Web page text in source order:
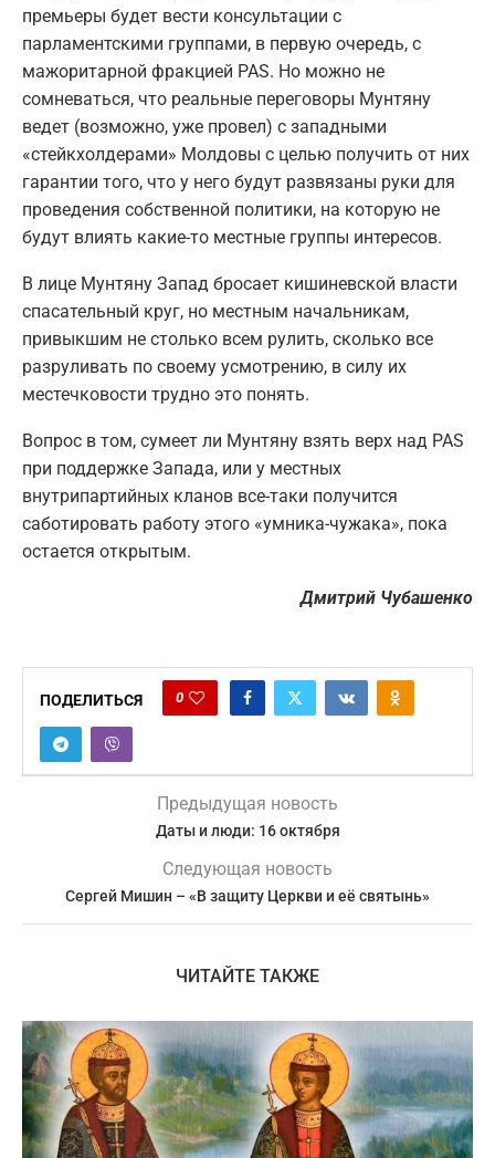
премьеры будет вести консультации с
парламентскими группами, в первую очередь, с
мажоритарной фракцией PAS. Но можно не
сомневаться, что реальные переговоры Мунтяну
ведет (возможно, уже провел) с западными
«стейкхолдерами» Молдовы с целью получить от них
гарантии того, что у него будут развязаны руки для
проведения собственной политики, на которую не
будут влиять какие-то местные группы интересов.
В лице Мунтяну Запад бросает кишиневской власти
спасательный круг, но местным начальникам,
привыкшим не столько всем рулить, сколько все
разруливать по своему усмотрению, в силу их
местечковости трудно это понять.
Вопрос в том, сумеет ли Мунтяну взять верх над PAS
при поддержке Запада, или у местных
внутрипартийных кланов все-таки получится
саботировать работу этого «умника-чужака», пока
остается открытым.
Дмитрий Чубашенко
ПОДЕЛИТЬСЯ 0
Предыдущая новость
Даты и люди: 16 октября
Следующая новость
Сергей Мишин – «В защиту Церкви и её святынь»
ЧИТАЙТЕ ТАКЖЕ